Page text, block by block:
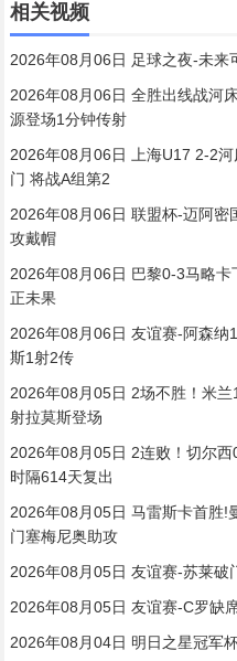
相关视频
2026年08月06日 足球之夜-未来
2026年08月06日 全胜出线战河
源登场1分钟传射
2026年08月06日 上海U17 2-2
门 将战A组第2
2026年08月06日 联盟杯-迈阿密
攻戴帽
2026年08月06日 巴黎0-3马略
正未果
2026年08月06日 友谊赛-阿森纳
斯1射2传
2026年08月05日 2场不胜！米
射拉莫斯登场
2026年08月05日 2连败！切尔西
时隔614天复出
2026年08月05日 马雷斯卡首胜!
门塞梅尼奥助攻
2026年08月05日 友谊赛-苏莱破
2026年08月05日 友谊赛-C罗缺
2026年08月04日 明日之星冠军